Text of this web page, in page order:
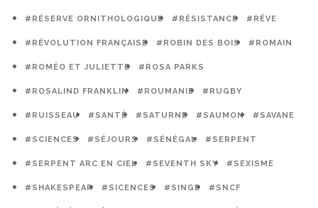
#RÉSERVE ORNITHOLOGIQUE #RÉSISTANCE #RÊVE
#RÉVOLUTION FRANÇAISE #ROBIN DES BOIS #ROMAIN
#ROMÉO ET JULIETTE #ROSA PARKS
#ROSALIND FRANKLIN #ROUMANIE #RUGBY
#RUISSEAU #SANTÉ #SATURNE #SAUMON #SAVANE
#SCIENCES #SÉJOURS #SÉNÉGAL #SERPENT
#SERPENT ARC EN CIEL #SEVENTH SKY #SEXISME
#SHAKESPEAR #SICENCES #SINGE #SNCF